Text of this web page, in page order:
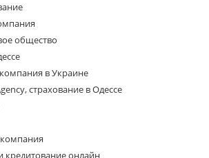
общество
в Украине
страхование в Одессе
компания
кредитование онлайн